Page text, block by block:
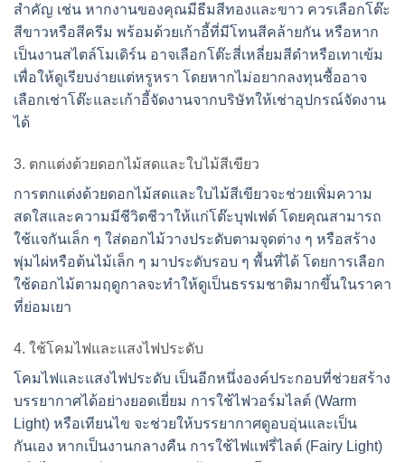
สำคัญ เช่น หากงานของคุณมีธีมสีทองและขาว ควรเลือกโต๊ะ
สีขาวหรือสีครีม พร้อมด้วยเก้าอี้ที่มีโทนสีคล้ายกัน หรือหาก
เป็นงานสไตล์โมเดิร์น อาจเลือกโต๊ะสี่เหลี่ยมสีดำหรือเทาเข้ม
เพื่อให้ดูเรียบง่ายแต่หรูหรา โดยหากไม่อยากลงทุนซื้ออาจ
เลือกเช่าโต๊ะและเก้าอี้จัดงานจากบริษัทให้เช่าอุปกรณ์จัดงาน
ได้
3. ตกแต่งด้วยดอกไม้สดและใบไม้สีเขียว
การตกแต่งด้วยดอกไม้สดและใบไม้สีเขียวจะช่วยเพิ่มความ
สดใสและความมีชีวิตชีวาให้แก่โต๊ะบุฟเฟต์ โดยคุณสามารถ
ใช้แจกันเล็ก ๆ ใส่ดอกไม้วางประดับตามจุดต่าง ๆ หรือสร้าง
พุ่มไผ่หรือต้นไม้เล็ก ๆ มาประดับรอบ ๆ พื้นที่ได้ โดยการเลือก
ใช้ดอกไม้ตามฤดูกาลจะทำให้ดูเป็นธรรมชาติมากขึ้นในราคา
ที่ย่อมเยา
4. ใช้โคมไฟและแสงไฟประดับ
โคมไฟและแสงไฟประดับ เป็นอีกหนึ่งองค์ประกอบที่ช่วยสร้าง
บรรยากาศได้อย่างยอดเยี่ยม การใช้ไฟวอร์มไลต์ (Warm
Light) หรือเทียนไข จะช่วยให้บรรยากาศดูอบอุ่นและเป็น
กันเอง หากเป็นงานกลางคืน การใช้ไฟแฟรี่ไลต์ (Fairy Light)